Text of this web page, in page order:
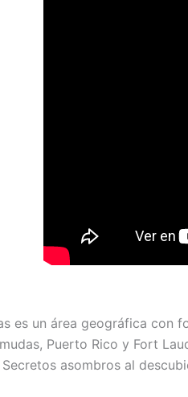
es un área geográfica con
Puerto Rico y Fort
asombros al